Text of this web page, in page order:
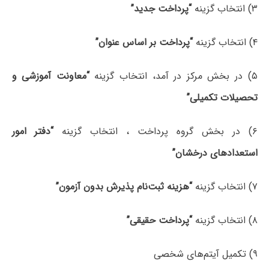
۳) انتخاب گزینه “پرداخت جدید”
۴) انتخاب گزینه “پرداخت بر اساس عنوان”
۵) در بخش مرکز در آمد، انتخاب گزینه
“معاونت آموزشی و
تحصیلات تکمیلی”
۶) در بخش گروه پرداخت ، انتخاب گزینه
“دفتر امور
استعدادهای درخشان”
۷) انتخاب گزینه “هزینه ثبت‌نام پذیرش بدون آزمون”
۸) انتخاب گزینه “پرداخت حقیقی”
۹) تکمیل آیتم‌های شخصی